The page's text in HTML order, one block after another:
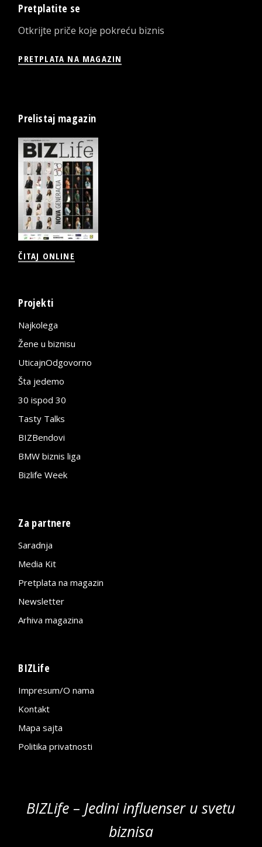
Pretplatite se
Otkrijte priče koje pokreću biznis
PRETPLATA NA MAGAZIN
Prelistaj magazin
ČITAJ ONLINE
Projekti
Najkolega
Žene u biznisu
UticajnOdgovorno
Šta jedemo
30 ispod 30
Tasty Talks
BIZBendovi
BMW biznis liga
Bizlife Week
Za partnere
Saradnja
Media Kit
Pretplata na magazin
Newsletter
Arhiva magazina
BIZLife
Impresum/O nama
Kontakt
Mapa sajta
Politika privatnosti
BIZLife – Jedini influenser u svetu
biznisa